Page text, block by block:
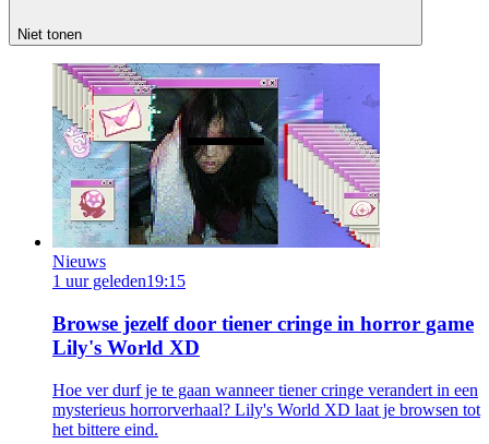
Niet tonen
Nieuws
1 uur geleden19:15
Browse jezelf door tiener cringe in horror game
Lily's World XD
Hoe ver durf je te gaan wanneer tiener cringe verandert in een
mysterieus horrorverhaal? Lily's World XD laat je browsen tot
het bittere eind.